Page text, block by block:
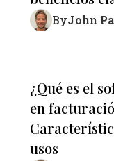
ByJohn
¿Qué es el
en
usos